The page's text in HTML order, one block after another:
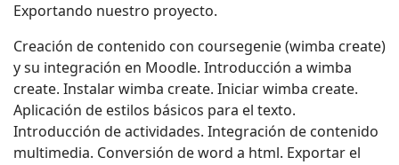
Exportando nuestro proyecto.
Creación de contenido con coursegenie (wimba create)
y su integración en Moodle. Introducción a wimba
create. Instalar wimba create. Iniciar wimba create.
Aplicación de estilos básicos para el texto.
Introducción de actividades. Integración de contenido
multimedia. Conversión de word a html. Exportar el